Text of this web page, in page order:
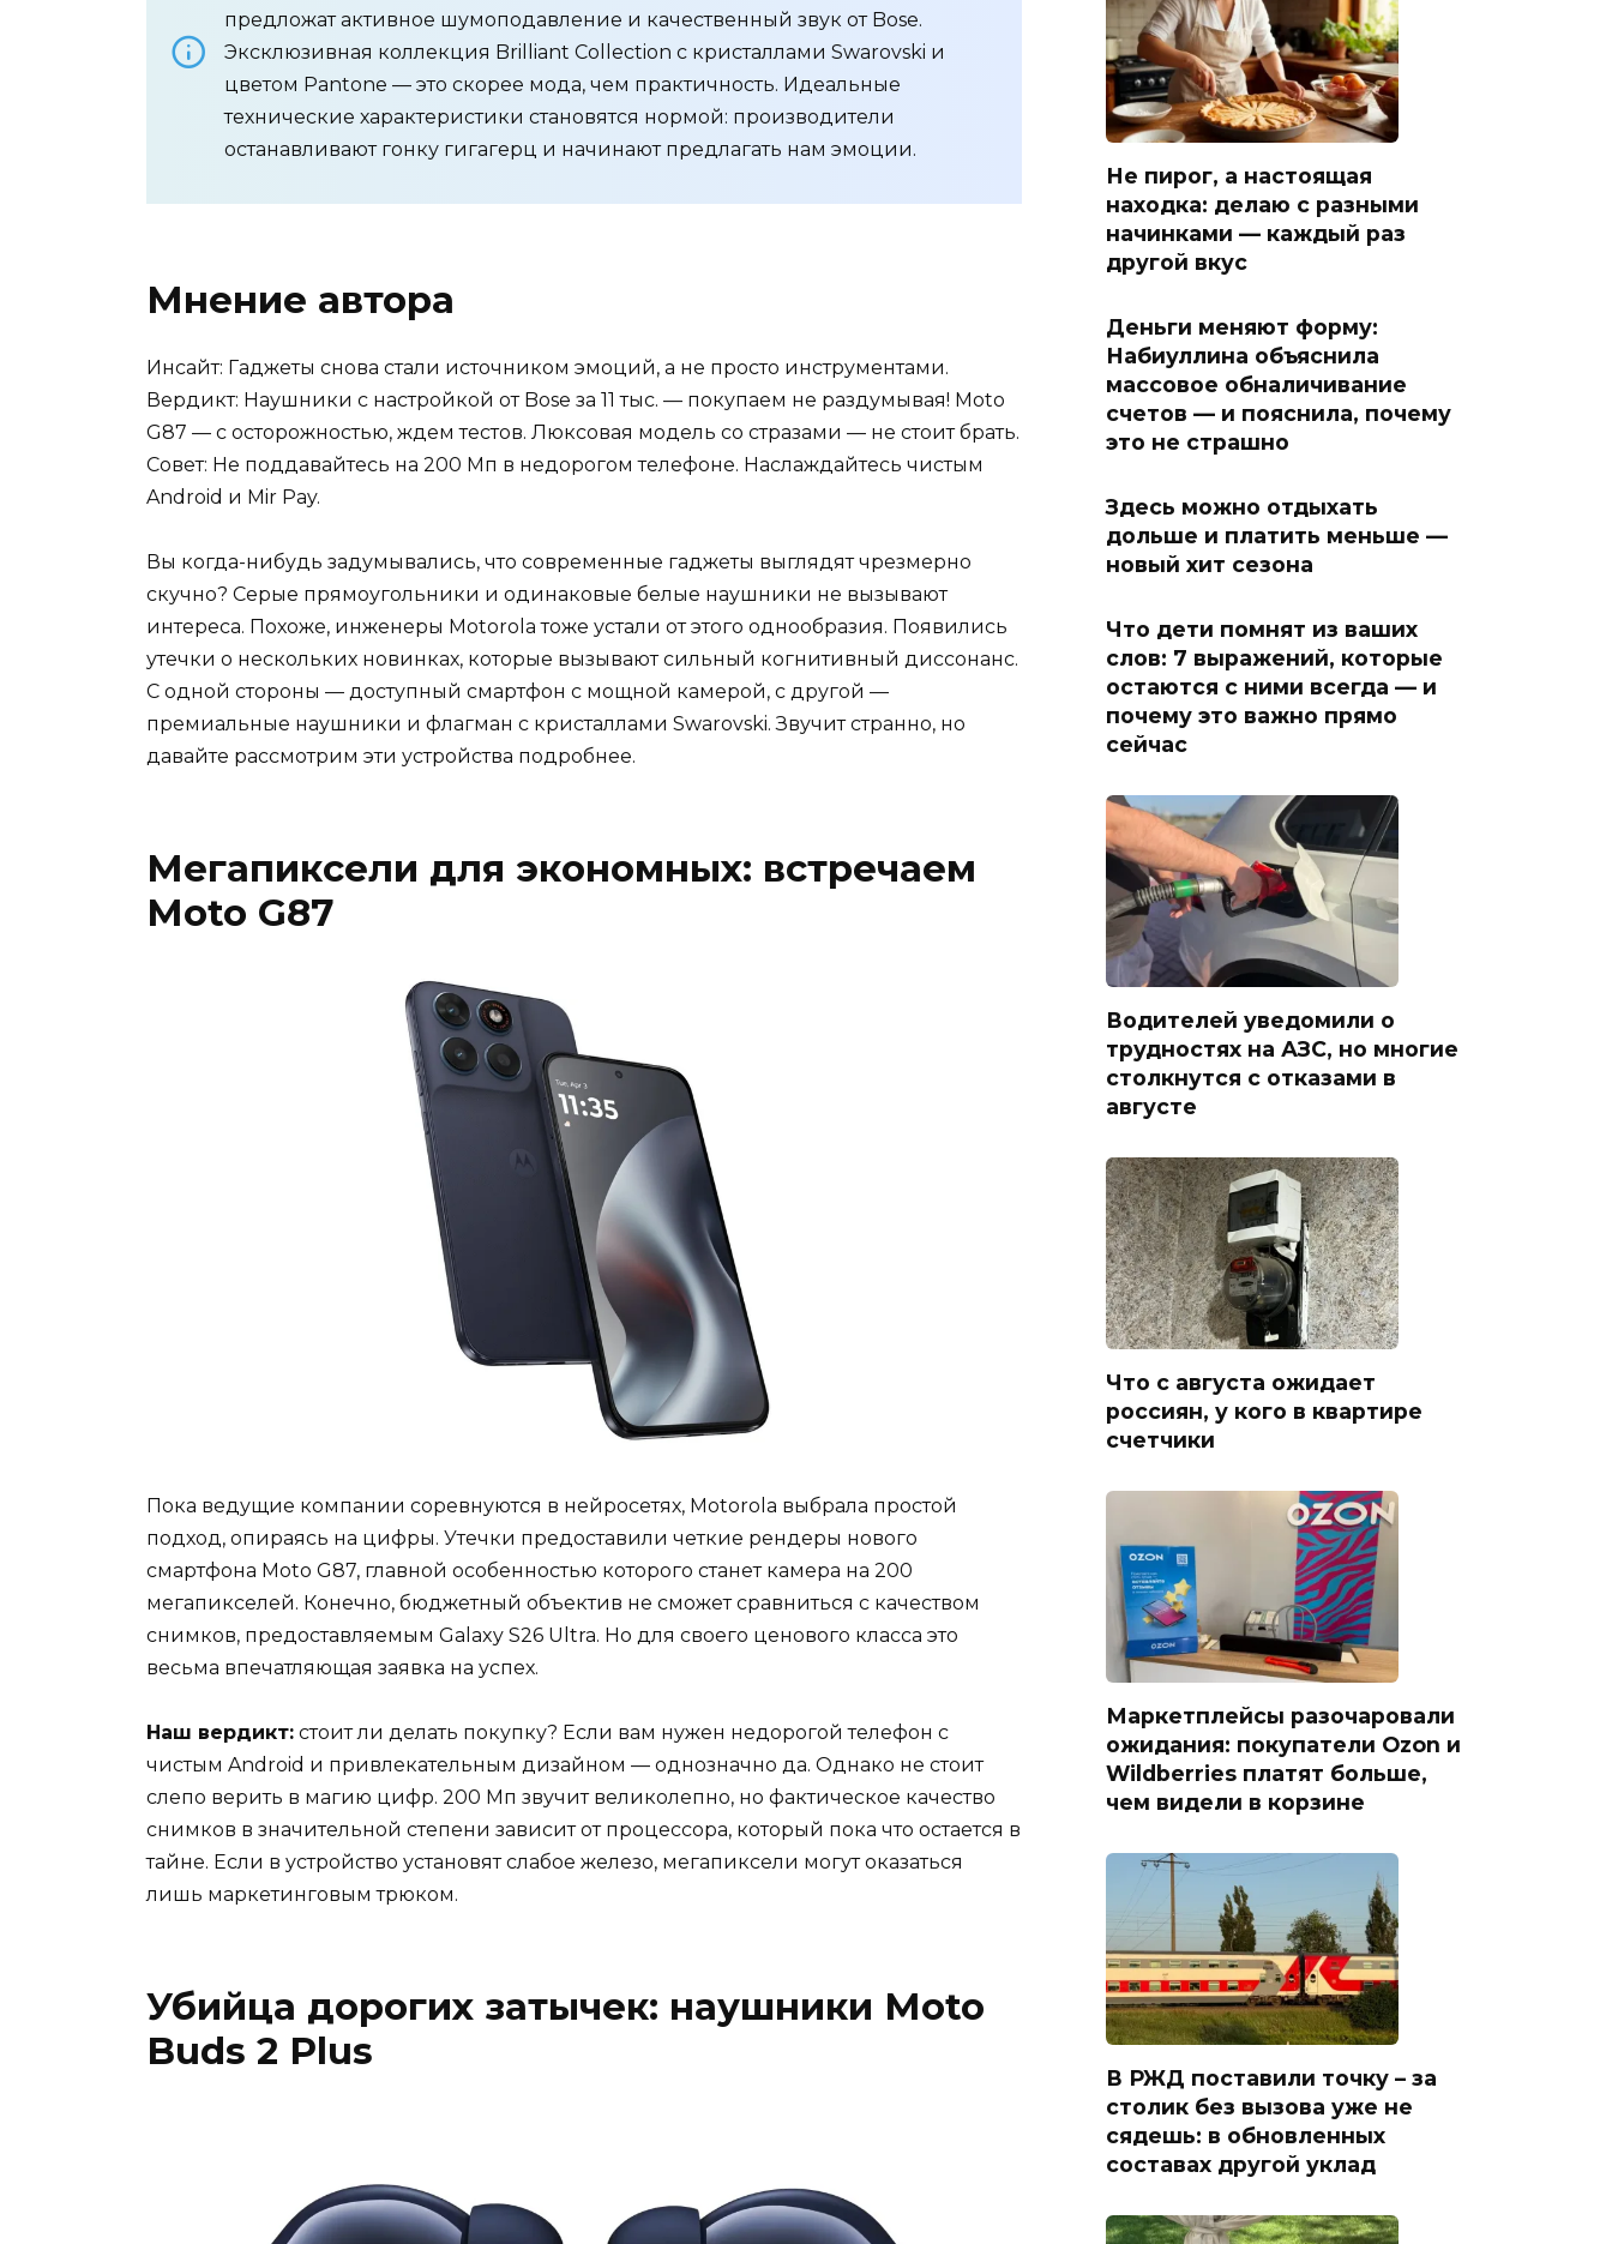
предложат активное шумоподавление и качественный звук от Bose.
Эксклюзивная коллекция Brilliant Collection с кристаллами Swarovski и
цветом Pantone — это скорее мода, чем практичность. Идеальные
технические характеристики становятся нормой: производители
останавливают гонку гигагерц и начинают предлагать нам эмоции.
Мнение автора
Инсайт: Гаджеты снова стали источником эмоций, а не просто инструментами.
Вердикт: Наушники с настройкой от Bose за 11 тыс. — покупаем не раздумывая! Moto
G87 — с осторожностью, ждем тестов. Люксовая модель со стразами — не стоит брать.
Совет: Не поддавайтесь на 200 Мп в недорогом телефоне. Наслаждайтесь чистым
Android и Mir Pay.
Вы когда-нибудь задумывались, что современные гаджеты выглядят чрезмерно
скучно? Серые прямоугольники и одинаковые белые наушники не вызывают
интереса. Похоже, инженеры Motorola тоже устали от этого однообразия. Появились
утечки о нескольких новинках, которые вызывают сильный когнитивный диссонанс.
С одной стороны — доступный смартфон с мощной камерой, с другой —
премиальные наушники и флагман с кристаллами Swarovski. Звучит странно, но
давайте рассмотрим эти устройства подробнее.
Мегапиксели для экономных: встречаем
Moto G87
Пока ведущие компании соревнуются в нейросетях, Motorola выбрала простой
подход, опираясь на цифры. Утечки предоставили четкие рендеры нового
смартфона Moto G87, главной особенностью которого станет камера на 200
мегапикселей. Конечно, бюджетный объектив не сможет сравниться с качеством
снимков, предоставляемым Galaxy S26 Ultra. Но для своего ценового класса это
весьма впечатляющая заявка на успех.
Наш вердикт: стоит ли делать покупку? Если вам нужен недорогой телефон с
чистым Android и привлекательным дизайном — однозначно да. Однако не стоит
слепо верить в магию цифр. 200 Мп звучит великолепно, но фактическое качество
снимков в значительной степени зависит от процессора, который пока что остается в
тайне. Если в устройство установят слабое железо, мегапиксели могут оказаться
лишь маркетинговым трюком.
Убийца дорогих затычек: наушники Moto
Buds 2 Plus
Не пирог, а настоящая
находка: делаю с разными
начинками — каждый раз
другой вкус
Деньги меняют форму:
Набиуллина объяснила
массовое обналичивание
счетов — и пояснила, почему
это не страшно
Здесь можно отдыхать
дольше и платить меньше —
новый хит сезона
Что дети помнят из ваших
слов: 7 выражений, которые
остаются с ними всегда — и
почему это важно прямо
сейчас
Водителей уведомили о
трудностях на АЗС, но многие
столкнутся с отказами в
августе
Что с августа ожидает
россиян, у кого в квартире
счетчики
Маркетплейсы разочаровали
ожидания: покупатели Ozon и
Wildberries платят больше,
чем видели в корзине
В РЖД поставили точку – за
столик без вызова уже не
сядешь: в обновленных
составах другой уклад